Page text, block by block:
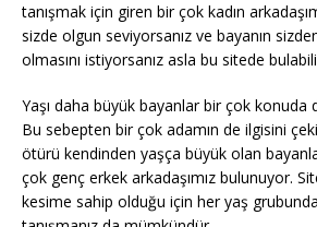
tanışmak için giren bir çok kadın
sizde olgun seviyorsanız ve bayanın
olmasını istiyorsanız asla bu sitede
Yaşı daha büyük bayanlar bir çok konuda
Bu sebepten bir çok adamın de ilgisini
ötürü kendinden yaşça büyük olan
çok genç erkek arkadaşımız bulunuyor.
kesime sahip olduğu için her yaş